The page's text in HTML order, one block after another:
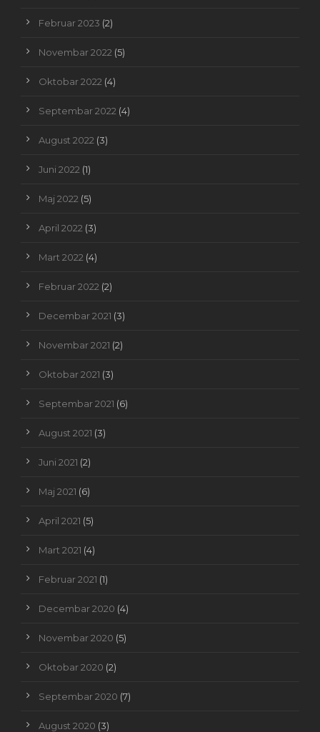
Februar 2023 (2)
Novembar 2022 (5)
Oktobar 2022 (4)
Septembar 2022 (4)
August 2022 (3)
Juni 2022 (1)
Maj 2022 (5)
April 2022 (3)
Mart 2022 (4)
Februar 2022 (2)
Decembar 2021 (3)
Novembar 2021 (2)
Oktobar 2021 (3)
Septembar 2021 (6)
August 2021 (3)
Juni 2021 (2)
Maj 2021 (6)
April 2021 (5)
Mart 2021 (4)
Februar 2021 (1)
Decembar 2020 (4)
Novembar 2020 (5)
Oktobar 2020 (2)
Septembar 2020 (7)
August 2020 (3)